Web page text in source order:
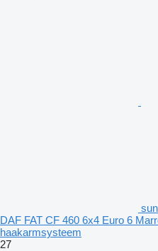
DAF FAT CF 460 6x4 Euro 6
haakarmsysteem
27